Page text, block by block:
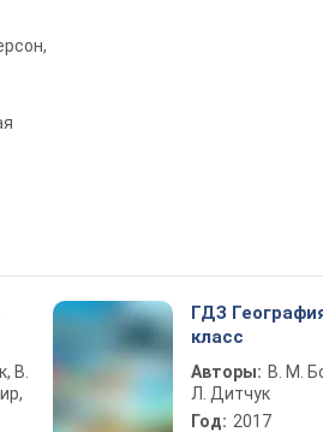
В.
ГДЗ
класс
Авторы: В. М.
Л. Дитчук
Год: 2017